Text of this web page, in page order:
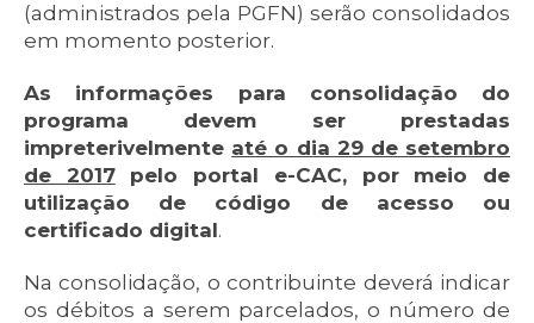
(administrados pela PGFN) serão consolidados
em momento posterior.
As informações para consolidação do
programa devem ser prestadas
impreterivelmente até o dia 29 de setembro
de 2017pelo portal e-CAC, por meio de
utilização de código de acesso ou
certificado digital.
Na consolidação, o contribuinte deverá indicar
os débitos a serem parcelados, o número de